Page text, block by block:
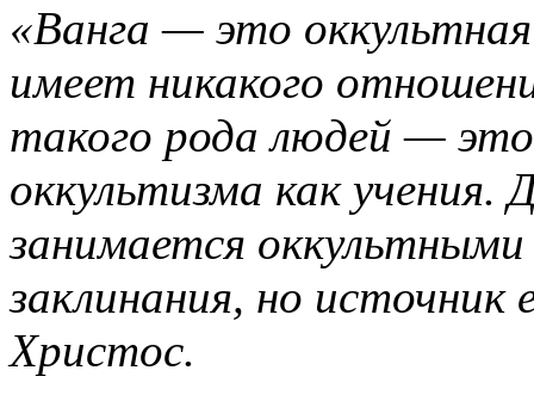
«Ванга — это
имеет никакого
такого рода людей —
оккультизма как учения.
занимается
заклинания, но
Христос.